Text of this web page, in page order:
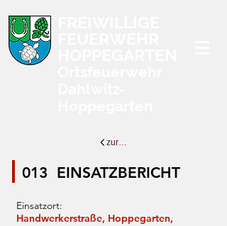
zurück zur Übersicht
EINSATZBERICHT
013
Einsatzort:
Handwerkerstraße, Hoppegarten,